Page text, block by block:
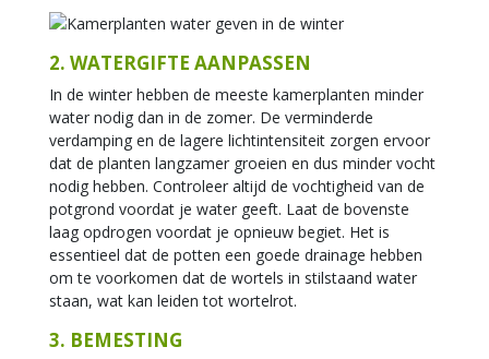
2. WATERGIFTE AANPASSEN
In de winter hebben de meeste kamerplanten minder
water nodig dan in de zomer. De verminderde
verdamping en de lagere lichtintensiteit zorgen ervoor
dat de planten langzamer groeien en dus minder vocht
nodig hebben. Controleer altijd de vochtigheid van de
potgrond voordat je water geeft. Laat de bovenste
laag opdrogen voordat je opnieuw begiet. Het is
essentieel dat de potten een goede drainage hebben
om te voorkomen dat de wortels in stilstaand water
staan, wat kan leiden tot wortelrot.
3. BEMESTING